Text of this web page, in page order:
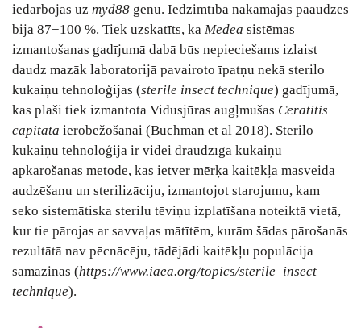
iedarbojas uz myd88 gēnu. Iedzimtība nākamajās paaudzēs
bija 87−100 %. Tiek uzskatīts, ka Medea sistēmas
izmantošanas gadījumā dabā būs nepieciešams izlaist
daudz mazāk laboratorijā pavairoto īpatņu nekā sterilo
kukaiņu tehnoloģijas (sterile insect technique) gadījumā,
kas plaši tiek izmantota Vidusjūras augļmušas Ceratitis
capitata ierobežošanai (Buchman et al 2018). Sterilo
kukaiņu tehnoloģija ir videi draudzīga kukaiņu
apkarošanas metode, kas ietver mērķa kaitēkļa masveida
audzēšanu un sterilizāciju, izmantojot starojumu, kam
seko sistemātiska sterilu tēviņu izplatīšana noteiktā vietā,
kur tie pārojas ar savvaļas mātītēm, kurām šādas pārošanās
rezultātā nav pēcnācēju, tādējādi kaitēkļu populācija
samazinās (https://www.iaea.org/topics/sterile–insect–
technique).